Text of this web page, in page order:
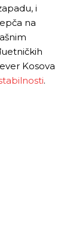
i
na
Kosova
.